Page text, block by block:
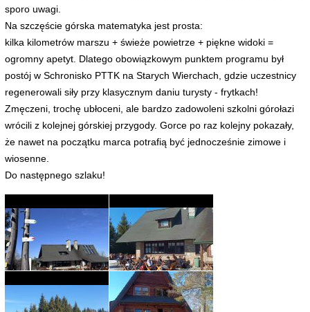
sporo uwagi.
Na szczęście górska matematyka jest prosta:
kilka kilometrów marszu + świeże powietrze + piękne widoki =
ogromny apetyt. Dlatego obowiązkowym punktem programu był
postój w Schronisko PTTK na Starych Wierchach, gdzie uczestnicy
regenerowali siły przy klasycznym daniu turysty - frytkach!
Zmęczeni, trochę ubłoceni, ale bardzo zadowoleni szkolni górołazi
wrócili z kolejnej górskiej przygody. Gorce po raz kolejny pokazały,
że nawet na początku marca potrafią być jednocześnie zimowe i
wiosenne.
Do następnego szlaku!